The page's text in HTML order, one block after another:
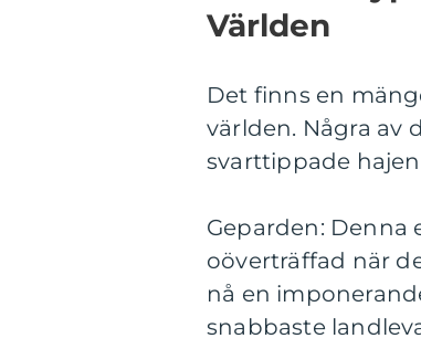
Världen
Det finns en
världen. Några av
svarttippade
Geparden: Denna
oöverträffad när
nå en
snabbaste